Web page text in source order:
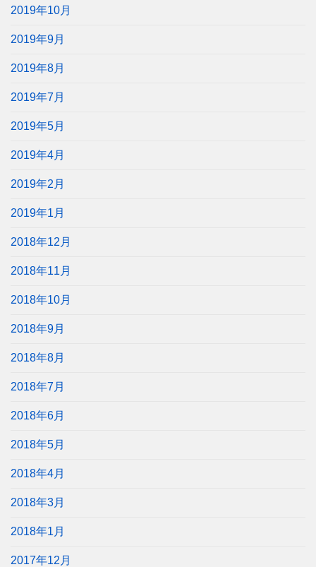
2019年10月
2019年9月
2019年8月
2019年7月
2019年5月
2019年4月
2019年2月
2019年1月
2018年12月
2018年11月
2018年10月
2018年9月
2018年8月
2018年7月
2018年6月
2018年5月
2018年4月
2018年3月
2018年1月
2017年12月